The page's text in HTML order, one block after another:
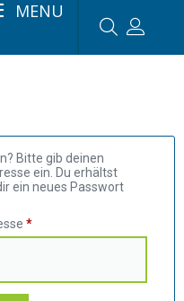
MENU
Bitte gib deinen
ein. Du erhältst
ein neues Passwort
*